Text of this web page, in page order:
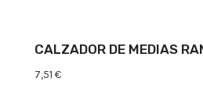
CALZADOR DE MEDIAS
7,51 €